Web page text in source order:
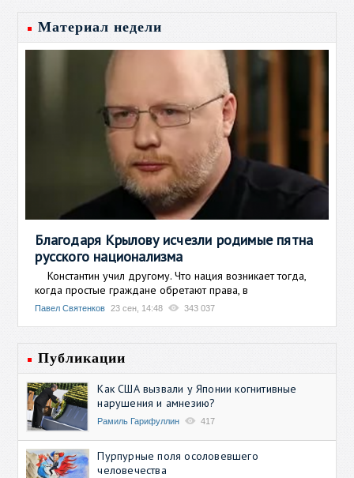
Материал недели
Благодаря Крылову исчезли родимые пятна
русского национализма
Константин учил другому. Что нация возникает тогда,
когда простые граждане обретают права, в
Павел Святенков 23 сен, 14:48 343 037
Публикации
Как США вызвали у Японии когнитивные
нарушения и амнезию?
Рамиль Гарифуллин 417
Пурпурные поля осоловевшего
человечества